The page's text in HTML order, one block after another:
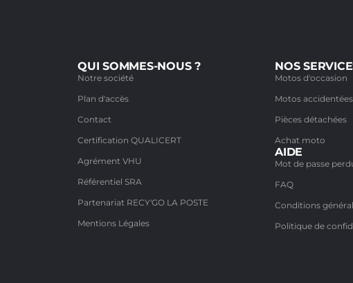
QUI SOMMES-NOUS ?
Notre société
Plan d'accès
Contact
Certification QUALICERT
Agrément VHU
Référentiel SRA
Partenariat RECY'GO LA POSTE
Mentions Légales
NOS
Motos d'occasion
Motos accidentées
Pièces détachées
Achat moto
AIDE
Mot de passe
FAQ
Conditions
Politique de